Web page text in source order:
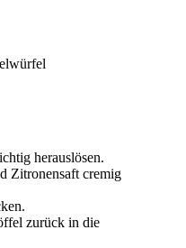
herauslösen.
Zitronensaft cremig
zurück in die